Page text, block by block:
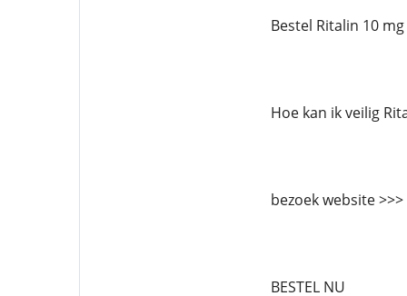
Bestel Ritalin 10
Hoe kan ik veilig
bezoek website
BESTEL NU